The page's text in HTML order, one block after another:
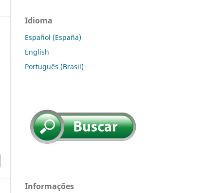
Idioma
Español (España)
English
Português (Brasil)
Informações